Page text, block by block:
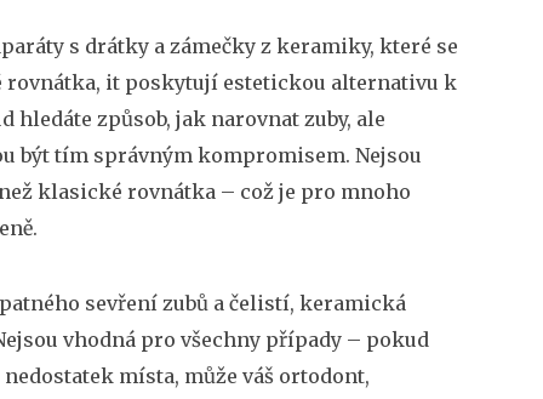
s drátky a zámečky z keramiky, které se
rovnátka, it poskytují estetickou alternativu k
hledáte způsob, jak narovnat zuby, ale
být tím správným kompromisem. Nejsou
klasické rovnátka – což je pro mnoho
sevření zubů a čelistí, keramická
vhodná pro všechny případy – pokud
místa, může váš ortodont,